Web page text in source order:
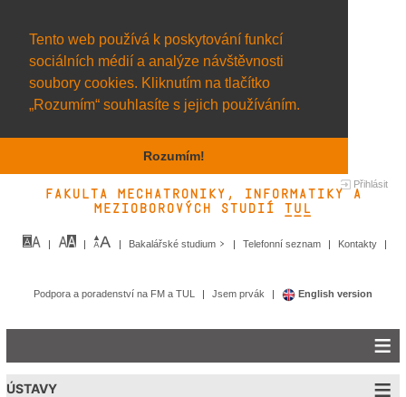
Tento web používá k poskytování funkcí
sociálních médií a analýze návštěvnosti
soubory cookies. Kliknutím na tlačítko
„Rozumím“ souhlasíte s jejich používáním.
Rozumím!
Přihlásit
Fakulta mechatroniky, informatiky a
mezioborových studií TUL&
Bakalářské studium Telefonní seznam Kontakty
Podpora a poradenství na FM a TUL Jsem prvák English version
ÚSTAVY